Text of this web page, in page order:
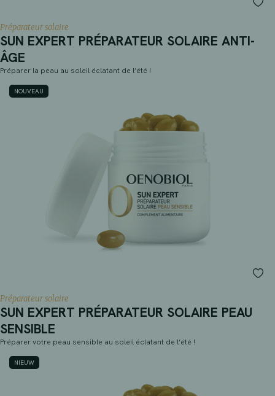
Préparateur solaire
SUN EXPERT PRÉPARATEUR SOLAIRE ANTI-
ÂGE
Préparer la peau au soleil éclatant de l’été !
NOUVEAU
Préparateur solaire
SUN EXPERT PRÉPARATEUR SOLAIRE PEAU
SENSIBLE
Préparer votre peau sensible au soleil éclatant de l’été !
NIEUW